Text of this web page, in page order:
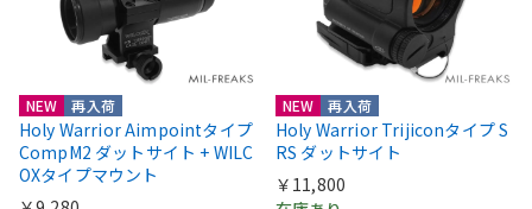
NEW 再入荷
Holy Warrior Aimpointタイプ
CompM2 ダットサイト + WILC
OXタイプマウント
NEW 再入荷
Holy Warrior Trijiconタイプ S
RS ダットサイト
￥11,800